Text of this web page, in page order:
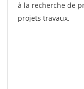
à la recherche de
projets travaux.